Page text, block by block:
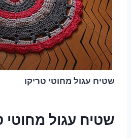
שטיח עגול מחוטי טריקו
שטיח עגול מחוטי